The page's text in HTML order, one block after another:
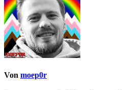
Von moep0r